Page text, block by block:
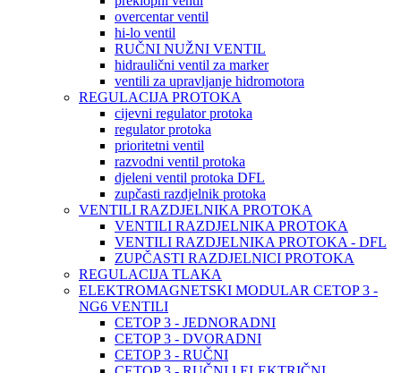
overcentar ventil
hi-lo ventil
RUČNI NUŽNI VENTIL
hidraulični ventil za marker
ventili za upravljanje hidromotora
REGULACIJA PROTOKA
cijevni regulator protoka
regulator protoka
prioritetni ventil
razvodni ventil protoka
djeleni ventil protoka DFL
zupčasti razdjelnik protoka
VENTILI RAZDJELNIKA PROTOKA
VENTILI RAZDJELNIKA PROTOKA
VENTILI RAZDJELNIKA PROTOKA - DFL
ZUPČASTI RAZDJELNICI PROTOKA
REGULACIJA TLAKA
ELEKTROMAGNETSKI MODULAR CETOP 3 -
NG6 VENTILI
CETOP 3 - JEDNORADNI
CETOP 3 - DVORADNI
CETOP 3 - RUČNI